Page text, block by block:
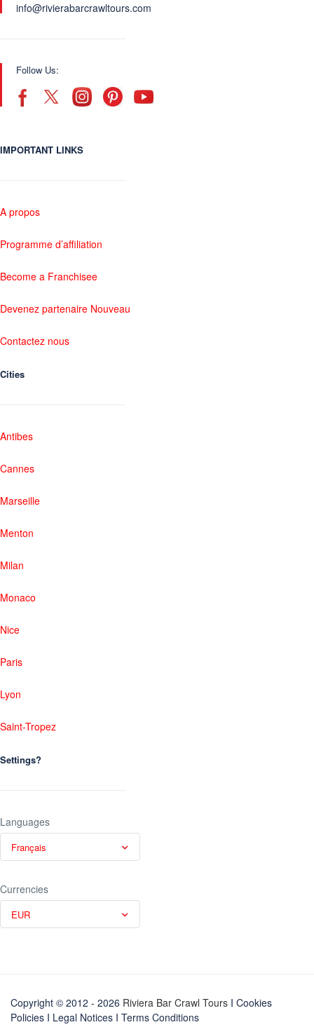
info@rivierabarcrawltours.com
Follow Us:
IMPORTANT LINKS
A propos
Programme d’affiliation
Become a Franchisee
Devenez partenaire Nouveau
Contactez nous
Cities
Antibes
Cannes
Marseille
Menton
Milan
Monaco
Nice
Paris
Lyon
Saint-Tropez
Settings?
Languages
Français
Currencies
EUR
Copyright © 2012 - 2026 Riviera Bar Crawl Tours I Cookies
Policies I Legal Notices I Terms Conditions